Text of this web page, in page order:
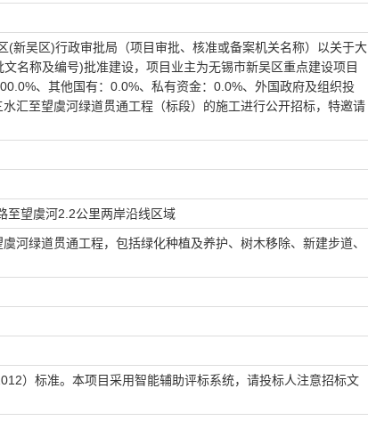
(新吴区)行政审批局 （项目审批、核准或备案机关名称）以关于大
文名称及编号)批准建设，项目业主为无锡市新吴区重点建设项目
、其他国有：0.0%、私有资金：0.0%、外国政府及组织投
水汇至望虞河绿道贯通工程 （标段）的施工进行公开招标，特邀请
至望虞河2.2公里两岸沿线区域
绿道贯通工程，包括绿化种植及养护、树木移除、新建步道、
）标准。本项目采用智能辅助评标系统，请投标人注意招标文